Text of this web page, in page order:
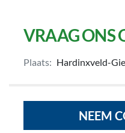
VRAAG ONS
Plaats: Hardinxveld-
NEEM